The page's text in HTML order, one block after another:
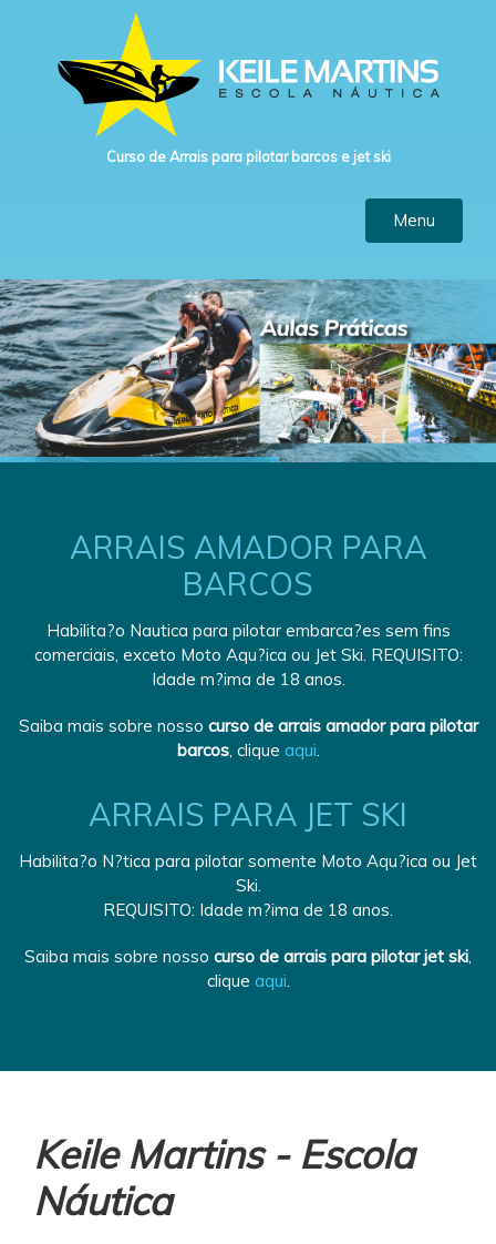
Curso de Arrais para pilotar barcos e jet ski
Menu
ARRAIS AMADOR PARA
BARCOS
Habilita?o Nautica para pilotar embarca?es sem fins
comerciais, exceto Moto Aqu?ica ou Jet Ski. REQUISITO:
Idade m?ima de 18 anos.
Saiba mais sobre nosso curso de arrais amador para pilotar
barcos, clique aqui.
ARRAIS PARA JET SKI
Habilita?o N?tica para pilotar somente Moto Aqu?ica ou Jet
Ski.
REQUISITO: Idade m?ima de 18 anos.
Saiba mais sobre nosso curso de arrais para pilotar jet ski,
clique aqui.
Keile Martins - Escola
Náutica